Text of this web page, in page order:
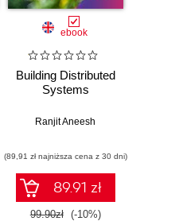
ebook
Building Distributed
Systems
Ranjit Aneesh
(89,91 zł najniższa cena z 30 dni)
89.91 zł
99.90zł (-10%)